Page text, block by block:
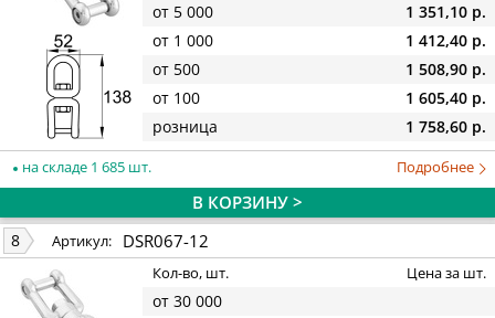
от 5 000
1 351,10 р.
от 1 000
1 412,40 р.
от 500
1 508,90 р.
от 100
1 605,40 р.
розница
1 758,60 р.
на складе 1 685 шт. Подробнее
В КОРЗИНУ >
8 Артикул: DSR067-12
Кол-во, шт. Цена за шт.
от 30 000